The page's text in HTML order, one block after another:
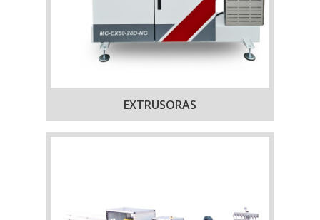
EXTRUSORAS